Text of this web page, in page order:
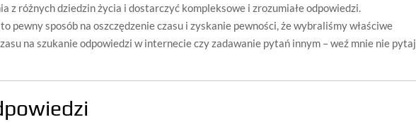
z różnych dziedzin życia i dostarczyć kompleksowe i zrozumiałe odpowiedzi.
pewny sposób na oszczędzenie czasu i zyskanie pewności, że wybraliśmy właściwe
na szukanie odpowiedzi w internecie czy zadawanie pytań innym – weź mnie nie pytaj